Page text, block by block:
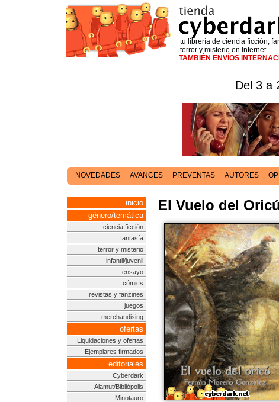
tu librería de ciencia ficción,
terror y misterio en Internet
TAMBIÉN ENVÍOS
Del 3 a
NOVEDADES AVANCES PREVENTAS AUTORES
inicio
género/temática
ciencia ficción
fantasía
terror y misterio
infantil/juvenil
ensayo
cómics
revistas y fanzines
juegos
merchandising
ofertas
Liquidaciones y ofertas
Ejemplares firmados
editoriales
Cyberdark
Alamut/Bibliópolis
Minotauro
El Vuelo del Oricú